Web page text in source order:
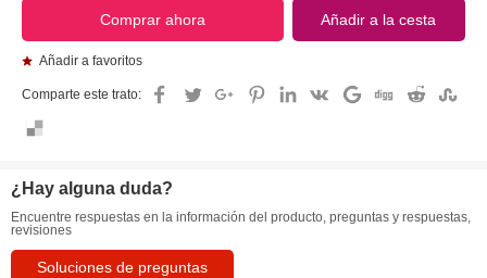
Añadir a favoritos
Comparte este trato:
¿Hay alguna duda?
Encuentre respuestas en la información del producto, preguntas y respuestas,
revisiones
Soluciones de preguntas